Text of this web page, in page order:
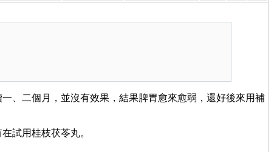
、二個月，並沒有效果，結果脾胃愈來愈弱，還好後來用補
試用桂枝茯苓丸。